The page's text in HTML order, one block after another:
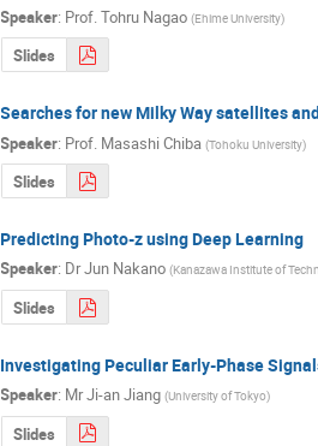
Speaker: Prof.Tohru Nagao (Ehime University)
Slides
Searches for new Milky Way satellites
Speaker: Prof. Masashi Chiba (Tohoku University)
Slides
Predicting Photo-z using Deep Learning
Speaker: DrJun Nakano (Kanazawa Institute of
Slides
Investigating Peculiar Early-Phase
Speaker: MrJi-an Jiang (University of Tokyo)
Slides